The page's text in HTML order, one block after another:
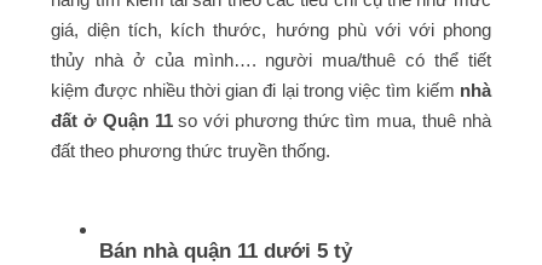
giá, diện tích, kích thước, hướng phù với với phong
thủy nhà ở của mình…. người mua/thuê có thể tiết
kiệm được nhiều thời gian đi lại trong việc tìm kiếm nhà
đất ở Quận 11so với phương thức tìm mua, thuê nhà
đất theo phương thức truyền thống.
Bán nhà quận 11 dưới 5 tỷ